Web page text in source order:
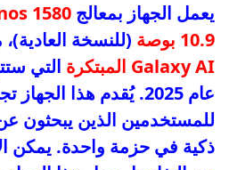
يعمل الجهاز بمعالج 1580
10.9 بوصة
(للنسخة
Galaxy AI المبتكرة
التي
عام 2025. يُقدم هذا
للمستخدمين الذين يبحثون
ذكية في حزمة واحدة. يمكن